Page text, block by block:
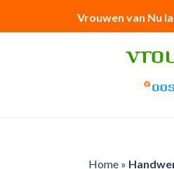
Vrouwen van Nu
Home»